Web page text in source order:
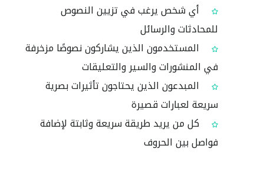
أي شخص يرغب في تزيين النصوص
للمحادثات والرسائل
المستخدمون الذين يشاركون نصوصًا مزخرفة
في المنشورات والسير والتعليقات
المبدعون الذين يحتاجون تأثيرات بصرية
سريعة لعبارات قصيرة
كل من يريد طريقة سريعة وثابتة لإضافة
فواصل بين الحروف